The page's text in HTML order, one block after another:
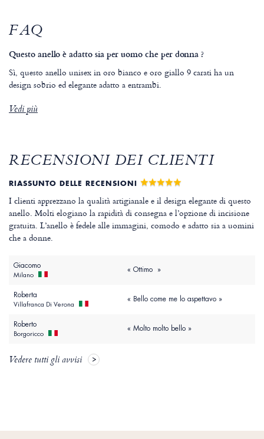
FAQ
Questo anello è adatto sia per uomo che per donna ?
Sì, questo anello unisex in oro bianco e oro giallo 9 carati ha un
design sobrio ed elegante adatto a entrambi.
Vedi più
RECENSIONI DEI CLIENTI
RIASSUNTO DELLE RECENSIONI
I clienti apprezzano la qualità artigianale e il design elegante di questo
anello. Molti elogiano la rapidità di consegna e l’opzione di incisione
gratuita. L’anello è fedele alle immagini, comodo e adatto sia a uomini
che a donne.
Giacomo
Milano
« Ottimo »
Roberta
Villafranca Di Verona
« Bello come me lo aspettavo »
Roberto
Borgoricco
« Molto molto bello »
Vedere tutti gli avvisi